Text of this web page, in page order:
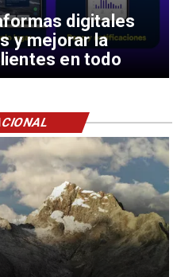
digitales
y mejorar la
en todo